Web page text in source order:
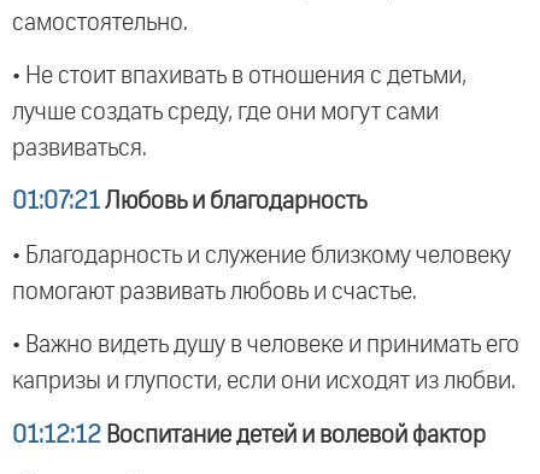
самостоятельно.
• Не стоит впахивать в отношения с детьми,
лучше создать среду, где они могут сами
развиваться.
01:07:21 Любовь и благодарность
• Благодарность и служение близкому человеку
помогают развивать любовь и счастье.
• Важно видеть душу в человеке и принимать его
капризы и глупости, если они исходят из любви.
01:12:12 Воспитание детей и волевой фактор